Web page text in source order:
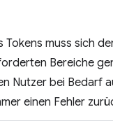
Tokens muss sich
Bereiche
Nutzer bei Bedarf
einen Fehler